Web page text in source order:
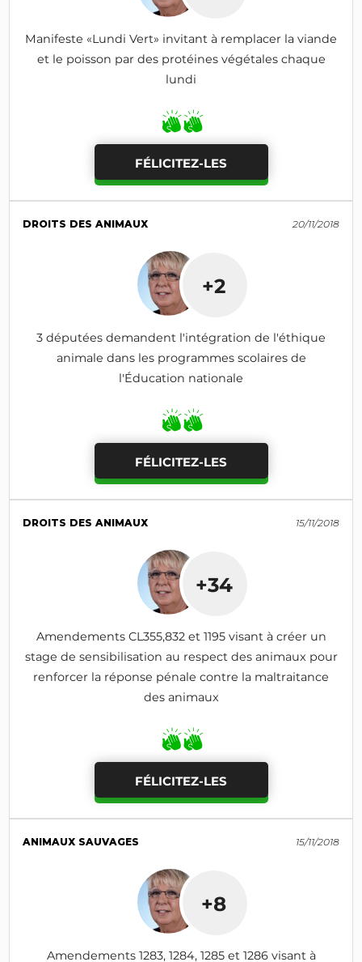
Manifeste «Lundi Vert» invitant à remplacer la viande
et le poisson par des protéines végétales chaque
lundi
FÉLICITEZ-LES
DROITS DES ANIMAUX 20/11/2018
+2
3 députées demandent l'intégration de l'éthique
animale dans les programmes scolaires de
l'Éducation nationale
FÉLICITEZ-LES
DROITS DES ANIMAUX 15/11/2018
+34
Amendements CL355,832 et 1195 visant à créer un
stage de sensibilisation au respect des animaux pour
renforcer la réponse pénale contre la maltraitance
des animaux
FÉLICITEZ-LES
ANIMAUX SAUVAGES 15/11/2018
+8
Amendements 1283, 1284, 1285 et 1286 visant à